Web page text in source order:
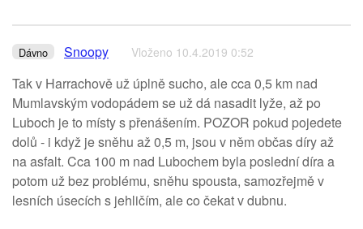
Dávno Snoopy Vloženo 10.4.2019 0:52
Tak v Harrachově už úplně sucho, ale cca 0,5 km nad
Mumlavským vodopádem se už dá nasadit lyže, až po
Luboch je to místy s přenášením. POZOR pokud pojedete
dolů - i když je sněhu až 0,5 m, jsou v něm občas díry až
na asfalt. Cca 100 m nad Lubochem byla poslední díra a
potom už bez problému, sněhu spousta, samozřejmě v
lesních úsecích s jehličím, ale co čekat v dubnu.